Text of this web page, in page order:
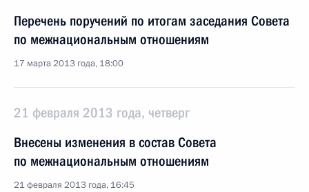
Перечень поручений по итогам заседания Совета
по межнациональным отношениям
17 марта 2013 года, 18:00
21 февраля 2013 года, четверг
Внесены изменения в состав Совета
по межнациональным отношениям
21 февраля 2013 года, 16:45